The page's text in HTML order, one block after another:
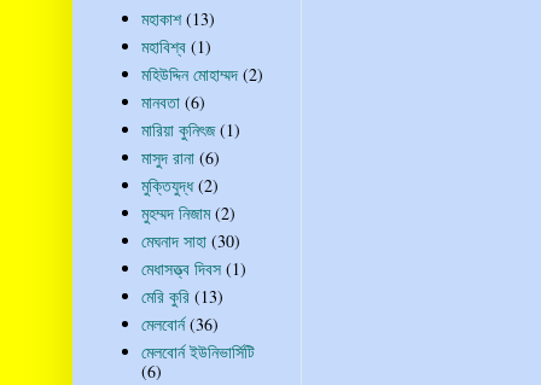
মহাকাশ (13)
মহাবিশ্ব (1)
মহিউদ্দিন মোহাম্মদ (2)
মানবতা (6)
মারিয়া কুনিৎজ (1)
মাসুদ রানা (6)
মুক্তিযুদ্ধ (2)
মুহম্মদ নিজাম (2)
মেঘনাদ সাহা (30)
মেধাসত্ত্ব দিবস (1)
মেরি কুরি (13)
মেলবোর্ন (36)
মেলবোর্ন ইউনিভার্সিটি
(6)